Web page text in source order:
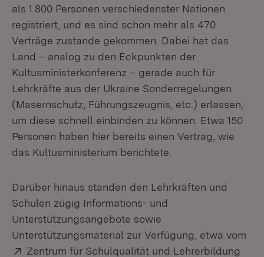
als 1.800 Personen verschiedenster Nationen
registriert, und es sind schon mehr als 470
Verträge zustande gekommen. Dabei hat das
Land – analog zu den Eckpunkten der
Kultusministerkonferenz – gerade auch für
Lehrkräfte aus der Ukraine Sonderregelungen
(Masernschutz, Führungszeugnis, etc.) erlassen,
um diese schnell einbinden zu können. Etwa 150
Personen haben hier bereits einen Vertrag, wie
das Kultusministerium berichtete.
Darüber hinaus standen den Lehrkräften und
Schulen zügig Informations- und
Unterstützungsangebote sowie
Unterstützungsmaterial zur Verfügung, etwa vom
Extern:
Zentrum für Schulqualität und Lehrerbildung